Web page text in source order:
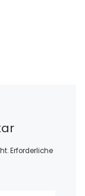
Erforderliche